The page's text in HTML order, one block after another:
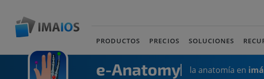
PRODUCTOS PRECIOS SOLUCIONES
e-Anatomy la anatomía en